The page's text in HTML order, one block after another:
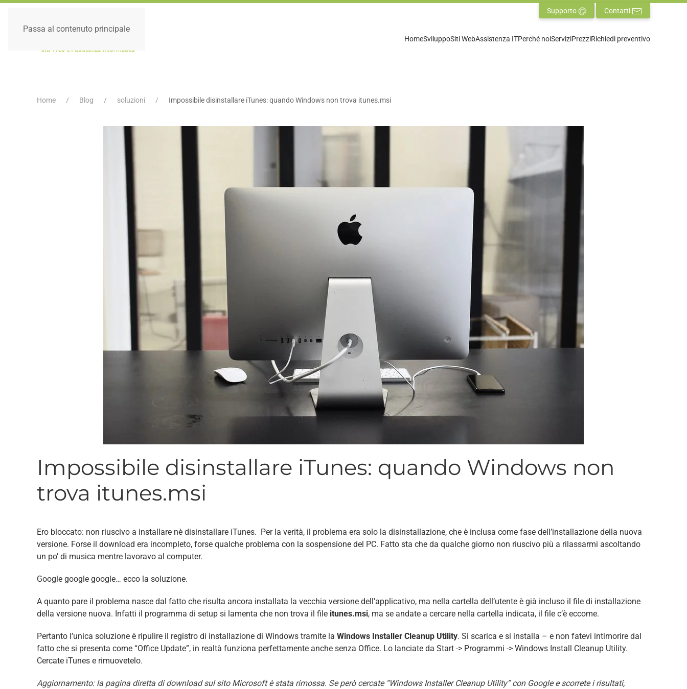
Passa al contenuto principale
Supporto Contatti
HomeSviluppoSiti WebAssistenza ITPerché noiServiziPrezziRichiedi preventivo
Home Blog soluzioni Impossibile disinstallare iTunes: quando Windows non trova itunes.msi
Impossibile disinstallare iTunes: quando Windows non
trova itunes.msi
Ero bloccato: non riuscivo a installare nè disinstallare iTunes. Per la verità, il problema era solo la disinstallazione, che è inclusa come fase dell’installazione della nuova
versione. Forse il download era incompleto, forse qualche problema con la sospensione del PC. Fatto sta che da qualche giorno non riuscivo più a rilassarmi ascoltando
un po’ di musica mentre lavoravo al computer.
Google google google… ecco la soluzione.
A quanto pare il problema nasce dal fatto che risulta ancora installata la vecchia versione dell’applicativo, ma nella cartella dell’utente è già incluso il file di installazione
della versione nuova. Infatti il programma di setup si lamenta che non trova il file itunes.msi, ma se andate a cercare nella cartella indicata, il file c’è eccome.
Pertanto l’unica soluzione è ripulire il registro di installazione di Windows tramite la Windows Installer Cleanup Utility. Si scarica e si installa – e non fatevi intimorire dal
fatto che si presenta come “Office Update”, in realtà funziona perfettamente anche senza Office. Lo lanciate da Start -> Programmi -> Windows Install Cleanup Utility.
Cercate iTunes e rimuovetelo.
Aggiornamento: la pagina diretta di download sul sito Microsoft è stata rimossa. Se però cercate “Windows Installer Cleanup Utility” con Google e scorrete i risultati,